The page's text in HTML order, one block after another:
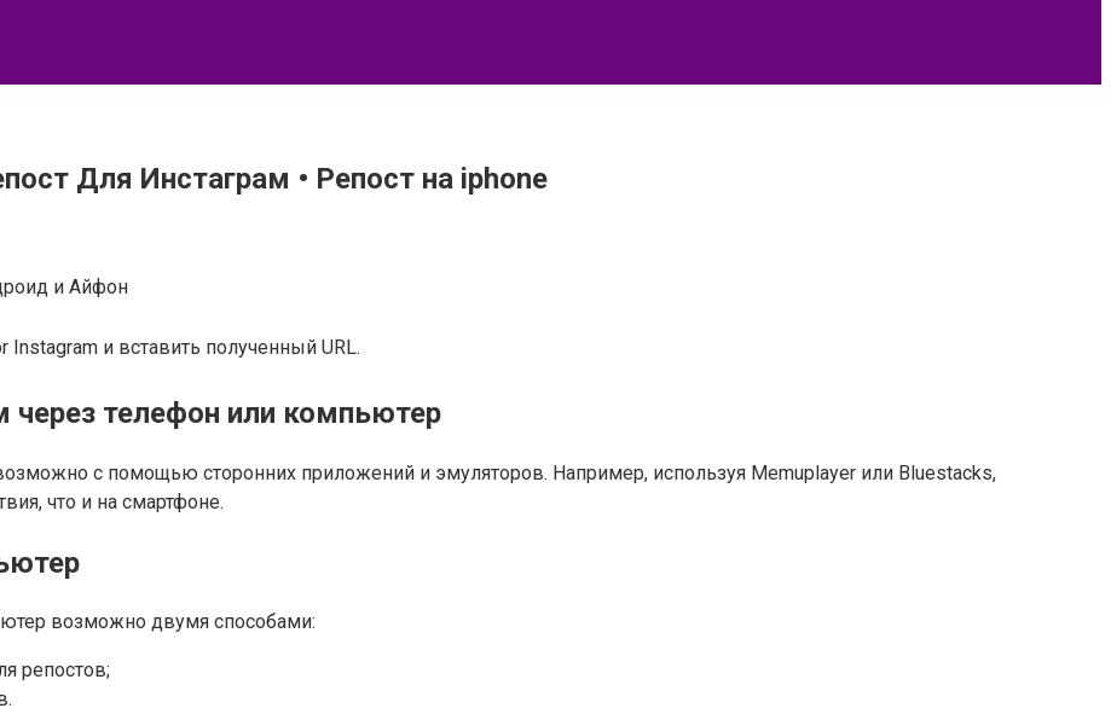
Для Инстаграм • Репост на iphone
и Айфон
и вставить полученный URL.
через телефон или компьютер
с помощью сторонних приложений и эмуляторов. Например, используя Memuplayer или Bluestacks,
что и на смартфоне.
возможно двумя способами:
репостов;